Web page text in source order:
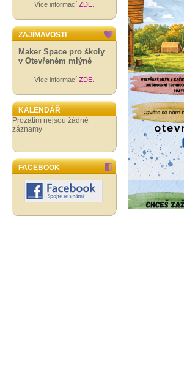
Více informací ZDE
ZAJÍMAVOSTI
Maker Space pro školy
v Otevřeném mlýně
Více informací ZDE
KALENDÁŘ
Prozatím nejsou žádné
záznamy
FACEBOOK